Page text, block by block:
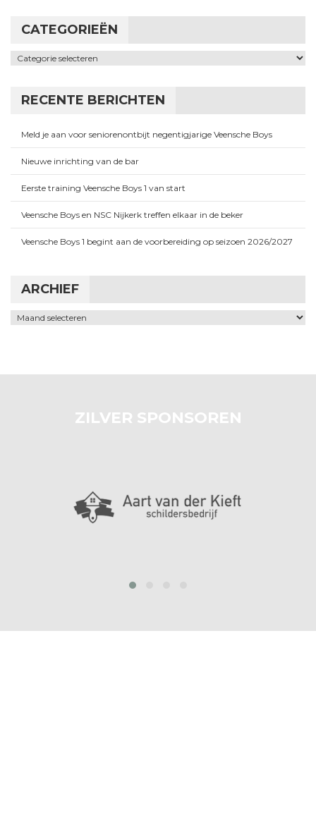
CATEGORIEËN
Categorieën
RECENTE BERICHTEN
Meld je aan voor seniorenontbijt negentigjarige Veensche Boys
Nieuwe inrichting van de bar
Eerste training Veensche Boys 1 van start
Veensche Boys en NSC Nijkerk treffen elkaar in de beker
Veensche Boys 1 begint aan de voorbereiding op seizoen 2026/2027
ARCHIEF
Archief
ZILVER SPONSOREN